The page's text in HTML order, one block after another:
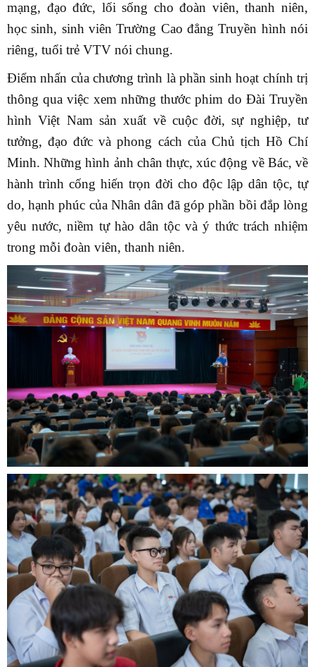
mạng, đạo đức, lối sống cho đoàn viên, thanh niên,
học sinh, sinh viên Trường Cao đẳng Truyền hình nói
riêng, tuổi trẻ VTV nói chung.
Điểm nhấn của chương trình là phần sinh hoạt chính trị
thông qua việc xem những thước phim do Đài Truyền
hình Việt Nam sản xuất về cuộc đời, sự nghiệp, tư
tưởng, đạo đức và phong cách của Chủ tịch Hồ Chí
Minh. Những hình ảnh chân thực, xúc động về Bác, về
hành trình cống hiến trọn đời cho độc lập dân tộc, tự
do, hạnh phúc của Nhân dân đã góp phần bồi đắp lòng
yêu nước, niềm tự hào dân tộc và ý thức trách nhiệm
trong mỗi đoàn viên, thanh niên.